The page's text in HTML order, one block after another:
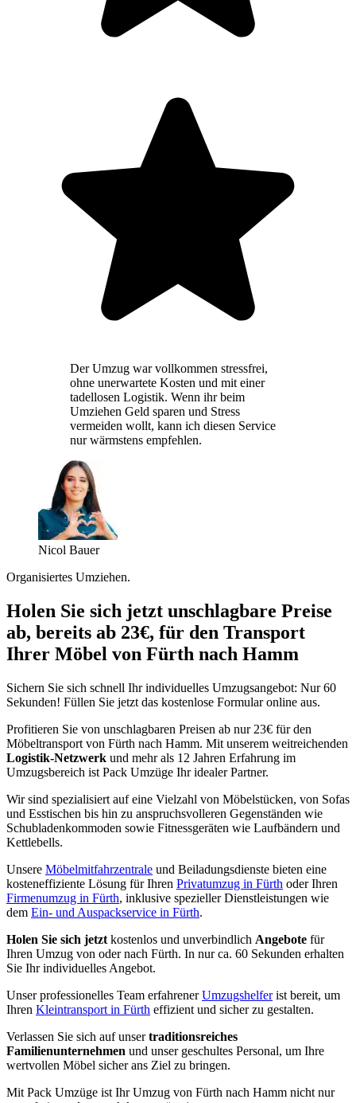
Der Umzug war vollkommen stressfrei,
ohne unerwartete Kosten und mit einer
tadellosen Logistik. Wenn ihr beim
Umziehen Geld sparen und Stress
vermeiden wollt, kann ich diesen Service
nur wärmstens empfehlen.
Nicol Bauer
Organisiertes Umziehen.
Holen Sie sich jetzt unschlagbare Preise
ab, bereits ab 23€, für den Transport
Ihrer Möbel von Fürth nach Hamm
Sichern Sie sich schnell Ihr individuelles Umzugsangebot: Nur 60
Sekunden! Füllen Sie jetzt das kostenlose Formular online aus.
Profitieren Sie von unschlagbaren Preisen ab nur 23€ für den
Möbeltransport von Fürth nach Hamm. Mit unserem weitreichenden
Logistik-Netzwerk und mehr als 12 Jahren Erfahrung im
Umzugsbereich ist Pack Umzüge Ihr idealer Partner.
Wir sind spezialisiert auf eine Vielzahl von Möbelstücken, von Sofas
und Esstischen bis hin zu anspruchsvolleren Gegenständen wie
Schubladenkommoden sowie Fitnessgeräten wie Laufbändern und
Kettlebells.
Unsere Möbelmitfahrzentrale und Beiladungsdienste bieten eine
kosteneffiziente Lösung für Ihren Privatumzug in Fürth oder Ihren
Firmenumzug in Fürth, inklusive spezieller Dienstleistungen wie
dem Ein- und Auspackservice in Fürth.
Holen Sie sich jetzt kostenlos und unverbindlich Angebote für
Ihren Umzug von oder nach Fürth. In nur ca. 60 Sekunden erhalten
Sie Ihr individuelles Angebot.
Unser professionelles Team erfahrenerUmzugshelferist bereit, um
Ihren Kleintransport in Fürth effizient und sicher zu gestalten.
Verlassen Sie sich auf unsertraditionsreiches
Familienunternehmen und unser geschultes Personal, um Ihre
wertvollen Möbel sicher ans Ziel zu bringen.
Mit Pack Umzüge ist Ihr Umzug von Fürth nach Hamm nicht nur